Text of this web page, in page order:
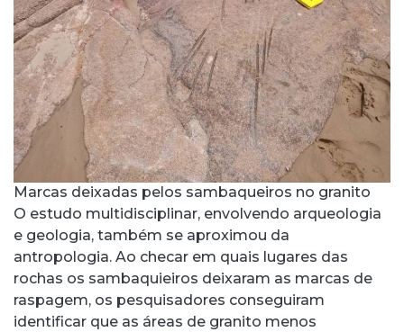
Marcas deixadas pelos sambaqueiros no granito
O estudo multidisciplinar, envolvendo arqueologia
e geologia, também se aproximou da
antropologia. Ao checar em quais lugares das
rochas os sambaquieiros deixaram as marcas de
raspagem, os pesquisadores conseguiram
identificar que as áreas de granito menos